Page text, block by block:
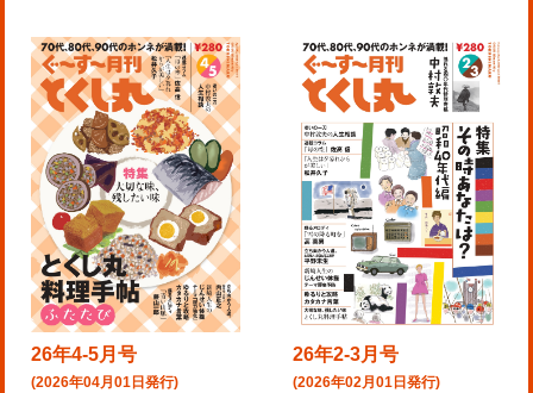
26年4-5月号
(2026年04月01日発行)
26年2-3月号
(2026年02月01日発行)